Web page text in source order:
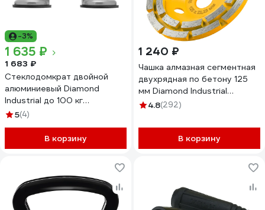
-3%
1 635 ₽
1 683 ₽
Стеклодомкрат двойной
алюминиевый Diamond
Industrial до 100 кг
DIDGLD2ALU
5(4)
В корзину
1 240 ₽
Чашка алмазная сегментная
двухрядная по бетону 125
мм Diamond Industrial
DIDCH125S
4.8(292)
В корзину